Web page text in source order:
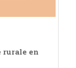
rurale en